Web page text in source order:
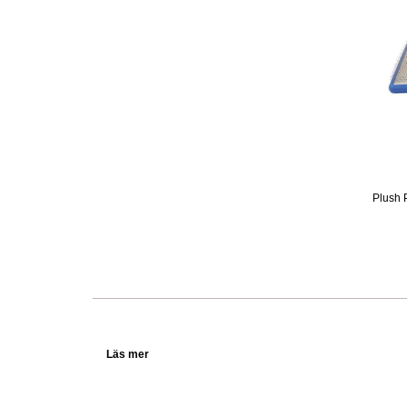
Plush
Läs mer